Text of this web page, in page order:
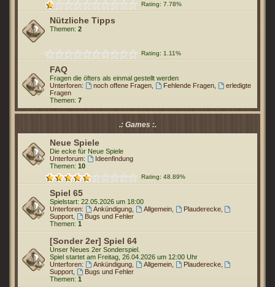
Rating: 7.78%
Nützliche Tipps
Themen: 2
Rating: 1.11%
FAQ
Fragen die öfters als einmal gestellt werden
Unterforen:
noch offene Fragen, Fehlende Fragen,
erledigte
Fragen
Themen: 7
.: Games :.
Neue Spiele
Die ecke für Neue Spiele
Unterforum:
Ideenfindung
Themen: 10
Rating: 48.89%
Spiel 65
Spielstart: 22.05.2026 um 18:00
Unterforen:
Ankündigung, Allgemein, Plauderecke,
Support
Bugs und Fehler
Themen: 1
[Sonder 2er] Spiel 64
Unser Neues 2er Sonderspiel.
Spiel startet am Freitag, 26.04.2026 um 12:00 Uhr
Unterforen:
Ankündigung, Allgemein, Plauderecke,
Support
Bugs und Fehler
Themen: 1